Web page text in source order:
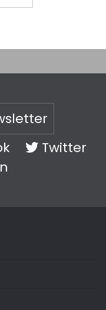
Twitter